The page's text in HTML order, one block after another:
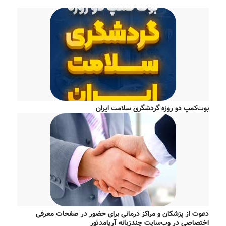
بوت‌کمپ دو روزه گردشگری سلامت ایران
دعوت از پزشکان و مراکز درمانی برای حضور در صفحات معرفی
اختصاصی در وب‌سایت چندزبانه آریامدتور